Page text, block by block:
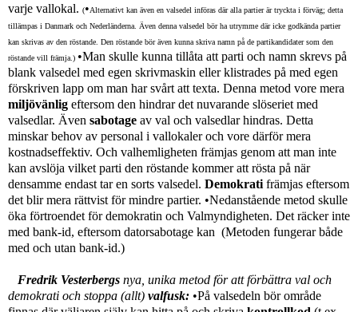
varje vallokal. (•Alternativt kan även en valsedel införas där alla partier är tryckta i förväg; detta
tillämpas i Danmark och Nederländerna. Även denna valsedel bör ha utrymme där icke godkända partier
kan skrivas av den röstande. Den röstande bör även kunna skriva namn på de partikandidater som den
röstande vill främja.) •Man skulle kunna tillåta att parti och namn skrevs på
blank valsedel med egen skrivmaskin eller klistrades på med egen
förskriven lapp om man har svårt att texta. Denna metod vore mera
miljövänlig eftersom den hindrar det nuvarande slöseriet med
valsedlar. Även sabotage av val och valsedlar hindras. Detta
minskar behov av personal i vallokaler och vore därför mera
kostnadseffektiv. Och valhemligheten främjas genom att man inte
kan avslöja vilket parti den röstande kommer att rösta på när
densamme endast tar en sorts valsedel. Demokrati främjas eftersom
det blir mera rättvist för mindre partier. •Nedanstående metod skulle
öka förtroendet för demokratin och Valmyndigheten. Det räcker inte
med bank-id, eftersom datorsabotage kan (Metoden fungerar både
med och utan bank-id.)
Fredrik Vesterbergs nya, unika metod för att förbättra val och
demokrati och stoppa (allt) valfusk: •På valsedeln bör område